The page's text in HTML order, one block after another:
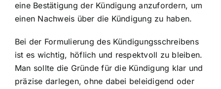
eine Bestätigung der Kündigung anzufordern, um
einen Nachweis über die Kündigung zu haben.
Bei der Formulierung des Kündigungsschreibens
ist es wichtig, höflich und respektvoll zu bleiben.
Man sollte die Gründe für die Kündigung klar und
präzise darlegen, ohne dabei beleidigend oder